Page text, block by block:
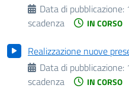
Data di pubblicazione:
scadenza
IN CORSO
Realizzazione nuove
Data di pubblicazione:
scadenza
IN CORSO